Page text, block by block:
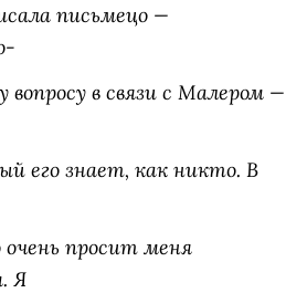
письмецо —
вопросу в связи с Малером —
его знает, как никто. В
просит меня
Я